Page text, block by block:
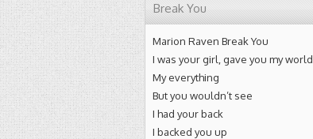
Break You
Marion Raven Break You
I was your girl, gave you my world
My everything
But you wouldn’t see
I had your back
I backed you up